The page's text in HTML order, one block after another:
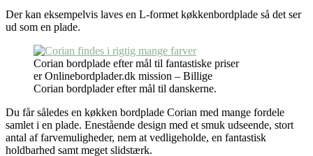
Der kan eksempelvis laves en L-formet køkkenbordplade så det ser
ud som en plade.
Corian bordplade efter mål til fantastiske priser
er Onlinebordplader.dk mission – Billige
Corian bordplader efter mål til danskerne.
Du får således en køkken bordplade Corian med mange fordele
samlet i en plade. Enestående design med et smuk udseende, stort
antal af farvemuligheder, nem at vedligeholde, en fantastisk
holdbarhed samt meget slidstærk.